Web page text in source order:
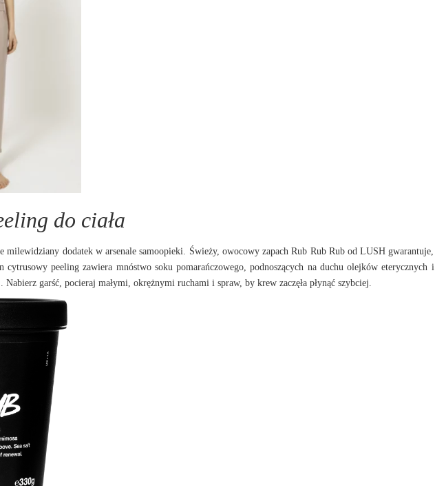
do ciała
milewidziany dodatek w arsenale samoopieki. Świeży, owocowy zapach Rub Rub Rub od LUSH gwarantuje,
cytrusowy peeling zawiera mnóstwo soku pomarańczowego, podnoszących na duchu olejków eterycznych i
garść, pocieraj małymi, okrężnymi ruchami i spraw, by krew zaczęła płynąć szybciej.